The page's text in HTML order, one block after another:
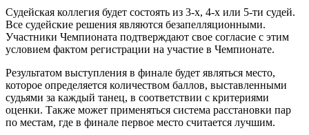
Судейская коллегия будет состоять из 3-х, 4-х или 5-ти судей.
Все судейские решения являются безапелляционными.
Участники Чемпионата подтверждают свое согласие с этим
условием фактом регистрации на участие в Чемпионате.
Результатом выступления в финале будет являться место,
которое определяется количеством баллов, выставленными
судьями за каждый танец, в соответствии с критериями
оценки. Также может применяться система расстановки пар
по местам, где в финале первое место считается лучшим.